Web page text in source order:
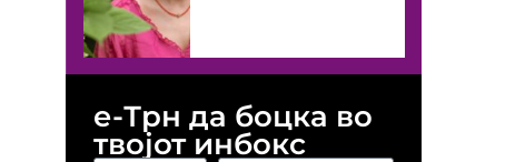
е-Трн да боцка во
твојот инбокс